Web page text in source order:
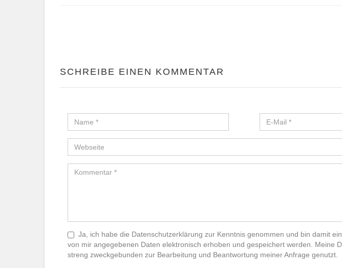
SCHREIBE EINEN KOMMENTAR
Ja, ich habe die Datenschutzerklärung zur Kenntnis genommen und bin damit
von mir angegebenen Daten elektronisch erhoben und gespeichert werden. Meine
streng zweckgebunden zur Bearbeitung und Beantwortung meiner Anfrage genutzt.